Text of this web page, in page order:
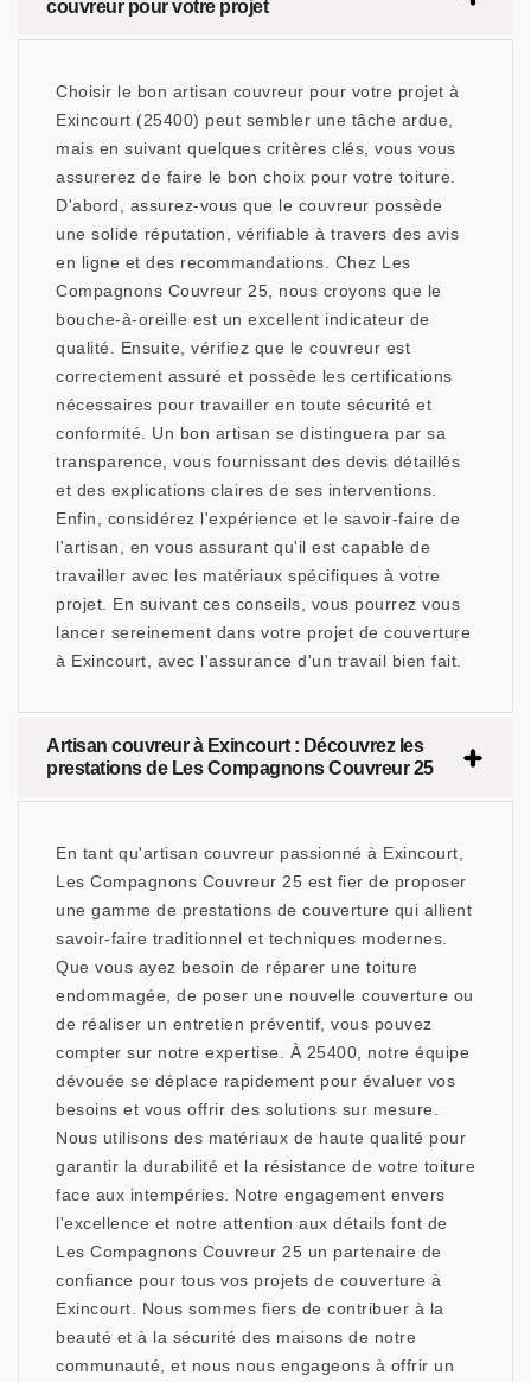
couvreur pour votre projet
Choisir le bon artisan couvreur pour votre projet à
Exincourt (25400) peut sembler une tâche ardue,
mais en suivant quelques critères clés, vous vous
assurerez de faire le bon choix pour votre toiture.
D'abord, assurez-vous que le couvreur possède
une solide réputation, vérifiable à travers des avis
en ligne et des recommandations. Chez Les
Compagnons Couvreur 25, nous croyons que le
bouche-à-oreille est un excellent indicateur de
qualité. Ensuite, vérifiez que le couvreur est
correctement assuré et possède les certifications
nécessaires pour travailler en toute sécurité et
conformité. Un bon artisan se distinguera par sa
transparence, vous fournissant des devis détaillés
et des explications claires de ses interventions.
Enfin, considérez l'expérience et le savoir-faire de
l'artisan, en vous assurant qu'il est capable de
travailler avec les matériaux spécifiques à votre
projet. En suivant ces conseils, vous pourrez vous
lancer sereinement dans votre projet de couverture
à Exincourt, avec l'assurance d'un travail bien fait.
Artisan couvreur à Exincourt : Découvrez les
prestations de Les Compagnons Couvreur 25
En tant qu'artisan couvreur passionné à Exincourt,
Les Compagnons Couvreur 25 est fier de proposer
une gamme de prestations de couverture qui allient
savoir-faire traditionnel et techniques modernes.
Que vous ayez besoin de réparer une toiture
endommagée, de poser une nouvelle couverture ou
de réaliser un entretien préventif, vous pouvez
compter sur notre expertise. À 25400, notre équipe
dévouée se déplace rapidement pour évaluer vos
besoins et vous offrir des solutions sur mesure.
Nous utilisons des matériaux de haute qualité pour
garantir la durabilité et la résistance de votre toiture
face aux intempéries. Notre engagement envers
l'excellence et notre attention aux détails font de
Les Compagnons Couvreur 25 un partenaire de
confiance pour tous vos projets de couverture à
Exincourt. Nous sommes fiers de contribuer à la
beauté et à la sécurité des maisons de notre
communauté, et nous nous engageons à offrir un